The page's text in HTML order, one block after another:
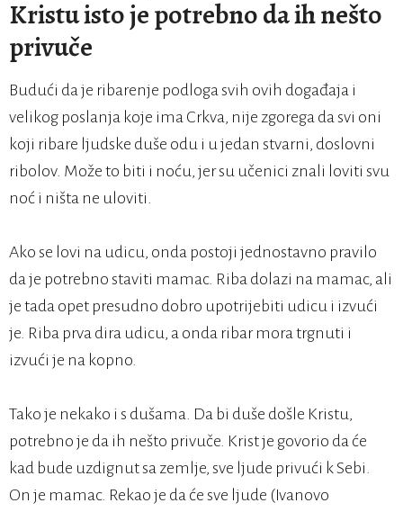
Kristu isto je potrebno da ih nešto
privuče
Budući da je ribarenje podloga svih ovih događaja i
velikog poslanja koje ima Crkva, nije zgorega da svi oni
koji ribare ljudske duše odu i u jedan stvarni, doslovni
ribolov. Može to biti i noću, jer su učenici znali loviti svu
noć i ništa ne uloviti.
Ako se lovi na udicu, onda postoji jednostavno pravilo
da je potrebno staviti mamac. Riba dolazi na mamac, ali
je tada opet presudno dobro upotrijebiti udicu i izvući
je. Riba prva dira udicu, a onda ribar mora trgnuti i
izvući je na kopno.
Tako je nekako i s dušama. Da bi duše došle Kristu,
potrebno je da ih nešto privuče. Krist je govorio da će
kad bude uzdignut sa zemlje, sve ljude privući k Sebi.
On je mamac. Rekao je da će sve ljude (Ivanovo